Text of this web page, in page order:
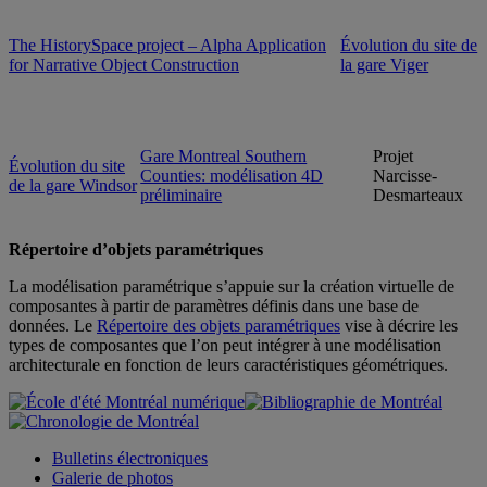
The HistorySpace project – Alpha Application
for Narrative Object Construction
Évolution du site de
la gare Viger
Évolution du site
de la gare Windsor
Gare Montreal Southern
Counties: modélisation 4D
préliminaire
Projet
Narcisse-
Desmarteaux
Répertoire d’objets paramétriques
La modélisation paramétrique s’appuie sur la création virtuelle de
composantes à partir de paramètres définis dans une base de
données. Le Répertoire des objets paramétriques vise à décrire les
types de composantes que l’on peut intégrer à une modélisation
architecturale en fonction de leurs caractéristiques géométriques.
Bulletins électroniques
Galerie de photos